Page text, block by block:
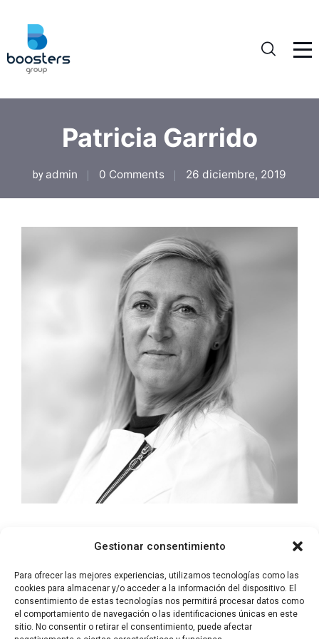
Gestionar consentimiento
Para ofrecer las mejores experiencias, utilizamos tecnologías como las
cookies para almacenar y/o acceder a la información del dispositivo. El
consentimiento de estas tecnologías nos permitirá procesar datos como
el comportamiento de navegación o las identificaciones únicas en este
sitio. No consentir o retirar el consentimiento, puede afectar
Patricia Garrido
by admin 0 Comments 26 diciembre, 2019